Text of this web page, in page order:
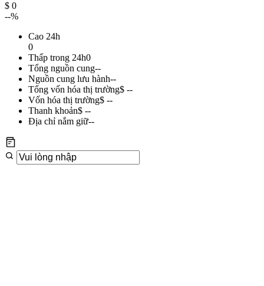
$ 0
--%
Cao 24h
0
Thấp trong 24h0
Tổng nguồn cung--
Nguồn cung lưu hành--
Tổng vốn hóa thị trường$ --
Vốn hóa thị trường$ --
Thanh khoản$ --
Địa chỉ nắm giữ--